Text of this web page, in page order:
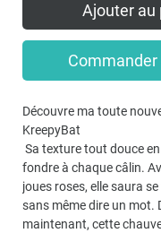
Ajouter au
Découvre ma toute
KreepyBat
Sa texture tout douce
fondre à chaque câlin.
joues roses, elle saura
sans même dire un mot.
maintenant, cette